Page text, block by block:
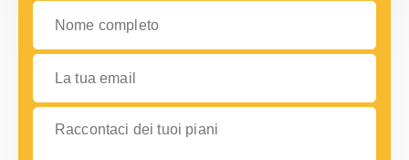
Nome completo
La tua email
Raccontaci dei tuoi piani